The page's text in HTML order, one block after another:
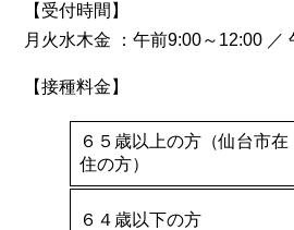
【受付時間】
月火水木金 ：午前9:00～12:00 ／
【接種料金】
６５歳以上の方（仙台市在
住の方）
６４歳以下の方